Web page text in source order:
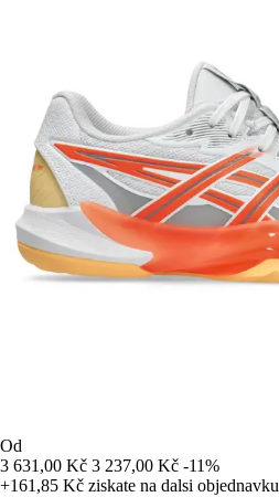
Od
3 631,00 Kč 3 237,00 Kč -11%
+161,85 Kč ziskate na dalsi objednavku